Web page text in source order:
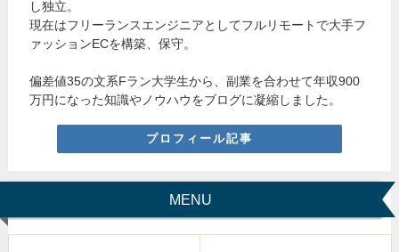
し独立。
現在はフリーランスエンジニアとしてフルリモートで大手フ
ァッションECを構築、保守。
偏差値35の文系Fラン大学生から、副業を合わせて年収900
万円になった知識やノウハウをブログに凝縮しました。
プロフィール記事
MENU